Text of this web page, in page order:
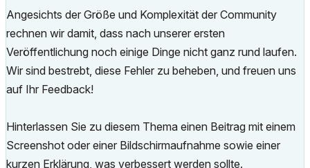
Angesichts der Größe und Komplexität der Community
rechnen wir damit, dass nach unserer ersten
Veröffentlichung noch einige Dinge nicht ganz rund laufen.
Wir sind bestrebt, diese Fehler zu beheben, und freuen uns
auf Ihr Feedback!
Hinterlassen Sie zu diesem Thema einen Beitrag mit einem
Screenshot oder einer Bildschirmaufnahme sowie einer
kurzen Erklärung, was verbessert werden sollte.